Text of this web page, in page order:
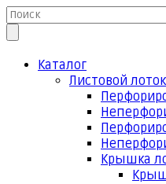
Каталог
Листовой
Крышка